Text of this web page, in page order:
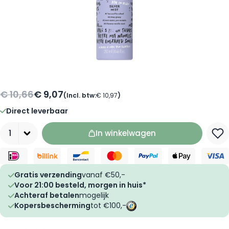
€ 10,66€ 9,07(Incl. btw:€ 10,97)
Direct leverbaar
In winkelwagen
Gratis verzendingvanaf €50,-
Voor 21:00 besteld, morgen in huis*
Achteraf betalenmogelijk
Kopersbeschermingtot €100,-